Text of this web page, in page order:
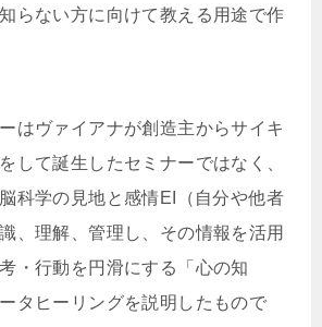
らない方に向けて教える用途で作
はヴァイアナが創造主からサイキ
して誕生したセミナーではなく、
科学の見地と感情EI（自分や他者
、理解、管理し、その情報を活用
・行動を円滑にする「心の知
タヒーリングを説明したもので